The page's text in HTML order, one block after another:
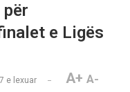
e Ligës
e lexuar A+ A-